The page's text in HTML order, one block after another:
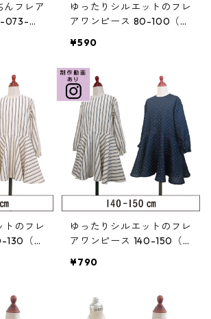
んフレア
073-
ゆったりシルエットのフレ
アワンピース 80-100（3
¥590
トのフレ
130（3
ゆったりシルエットのフレ
アワンピース 140-150（3
¥790